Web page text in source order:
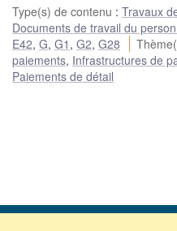
Type(s) de contenu : Travaux
Documents de travail du
E42, G, G1 , G2, G28
paiements, Infrastructures de
Paiements de détail